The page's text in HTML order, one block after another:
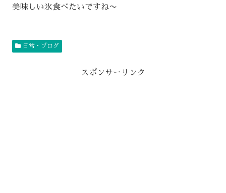
美味しい氷食べたいですね〜
日常・ブログ
スポンサーリンク